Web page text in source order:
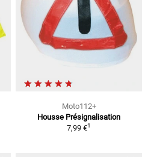
Moto112+
Housse Présignalisation
7,99 €1